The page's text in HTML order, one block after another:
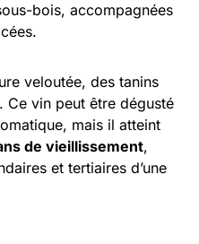
bois, accompagnées
veloutée, des tanins
Ce vin peut être dégusté
mais il atteint
de vieillissement,
et tertiaires d’une